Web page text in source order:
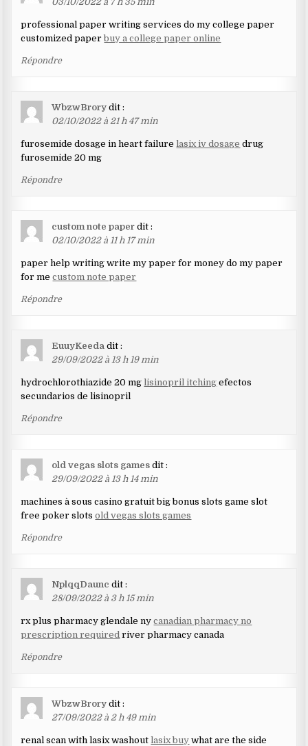
professional paper writing services do my college paper
customized paperbuy a college paper online
Répondre
WbzwBrory dit :
02/10/2022 à 21 h 47 min
furosemide dosage in heart failure lasix iv dosage drug
furosemide 20 mg
Répondre
custom note paper dit :
02/10/2022 à 11 h 17 min
paper help writing write my paper for money do my paper
for mecustom note paper
Répondre
EuuyKeeda dit :
29/09/2022 à 13 h 19 min
hydrochlorothiazide 20 mg lisinopril itching efectos
secundarios de lisinopril
Répondre
old vegas slots games dit :
29/09/2022 à 13 h 14 min
machines à sous casino gratuit big bonus slots game slot
free poker slotsold vegas slots games
Répondre
NplqqDaunc dit :
28/09/2022 à 3 h 15 min
rx plus pharmacy glendale nycanadian pharmacy no
prescription required river pharmacy canada
Répondre
WbzwBrory dit :
27/09/2022 à 2 h 49 min
renal scan with lasix washoutlasix buy what are the side